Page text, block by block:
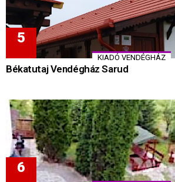
KIADÓ VENDÉGHÁZ
Békatutaj Vendégház Sarud